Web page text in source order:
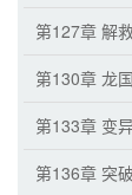
第127章 解
第130章 龙
第133章 变
第136章 突